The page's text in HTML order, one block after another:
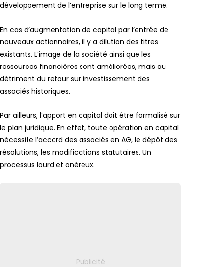
développement de l’entreprise sur le long terme.
En cas d’augmentation de capital par l’entrée de
nouveaux actionnaires, il y a dilution des titres
existants. L’image de la société ainsi que les
ressources financières sont améliorées, mais au
détriment du retour sur investissement des
associés historiques.
Par ailleurs, l’apport en capital doit être formalisé sur
le plan juridique. En effet, toute opération en capital
nécessite l’accord des associés en AG, le dépôt des
résolutions, les modifications statutaires. Un
processus lourd et onéreux.